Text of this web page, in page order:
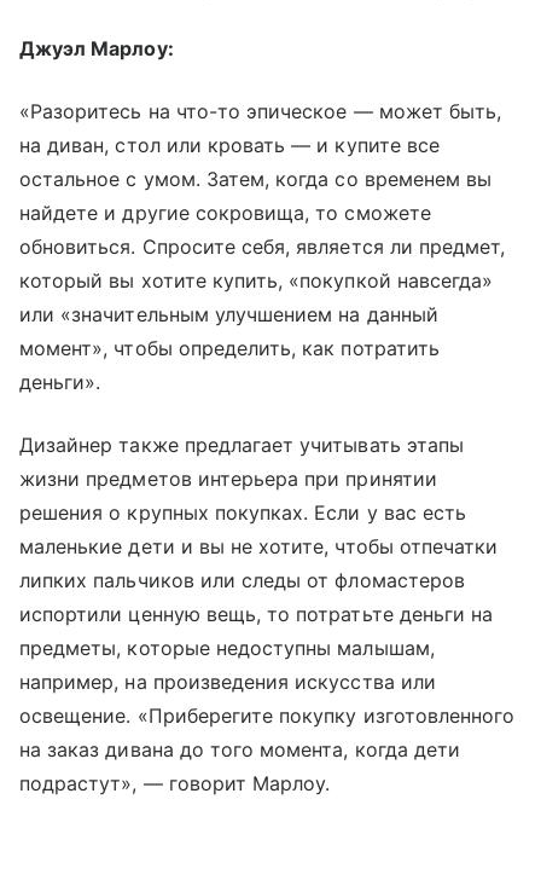
Джуэл Марлоу:
«Разоритесь на что-то эпическое — может быть,
на диван, стол или кровать — и купите все
остальное с умом. Затем, когда со временем вы
найдете и другие сокровища, то сможете
обновиться. Спросите себя, является ли предмет,
который вы хотите купить, «покупкой навсегда»
или «значительным улучшением на данный
момент», чтобы определить, как потратить
деньги».
Дизайнер также предлагает учитывать этапы
жизни предметов интерьера при принятии
решения о крупных покупках. Если у вас есть
маленькие дети и вы не хотите, чтобы отпечатки
липких пальчиков или следы от фломастеров
испортили ценную вещь, то потратьте деньги на
предметы, которые недоступны малышам,
например, на произведения искусства или
освещение. «Приберегите покупку изготовленного
на заказ дивана до того момента, когда дети
подрастут», — говорит Марлоу.